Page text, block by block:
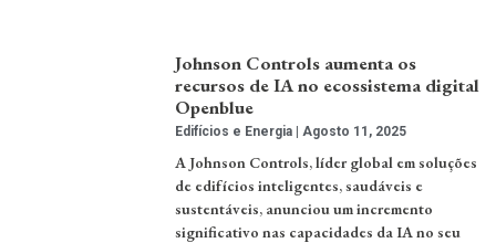
Johnson Controls aumenta os
recursos de IA no ecossistema digital
Openblue
Edifícios e Energia Agosto 11, 2025
A Johnson Controls, líder global em soluções
de edifícios inteligentes, saudáveis ​​e
sustentáveis, anunciou um incremento
significativo nas capacidades da IA no seu